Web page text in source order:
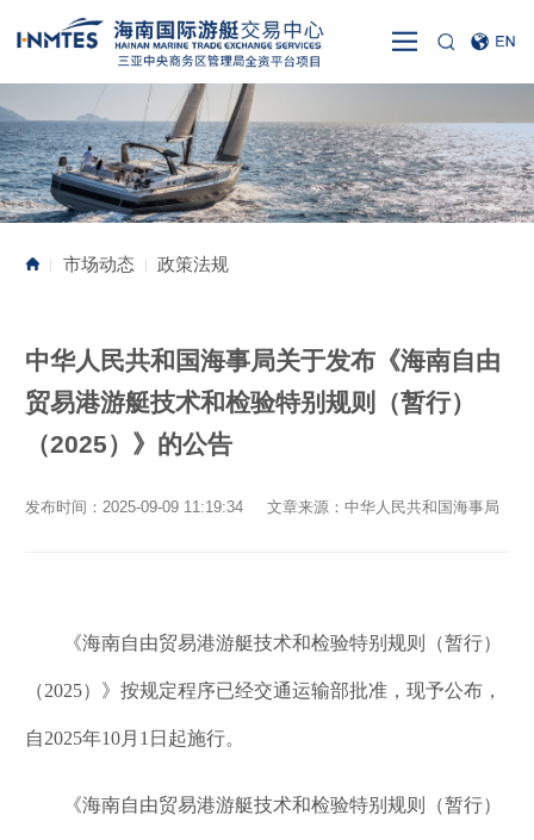
| 市场动态 | 政策法规
中华人民共和国海事局关于发布《海南自由
贸易港游艇技术和检验特别规则（暂行）
（2025）》的公告
发布时间：2025-09-09 11:19:34 文章来源：中华人民共和国海事局
《海南自由贸易港游艇技术和检验特别规则（暂行）
（2025）》按规定程序已经交通运输部批准，现予公布，
自2025年10月1日起施行。
《海南自由贸易港游艇技术和检验特别规则（暂行）